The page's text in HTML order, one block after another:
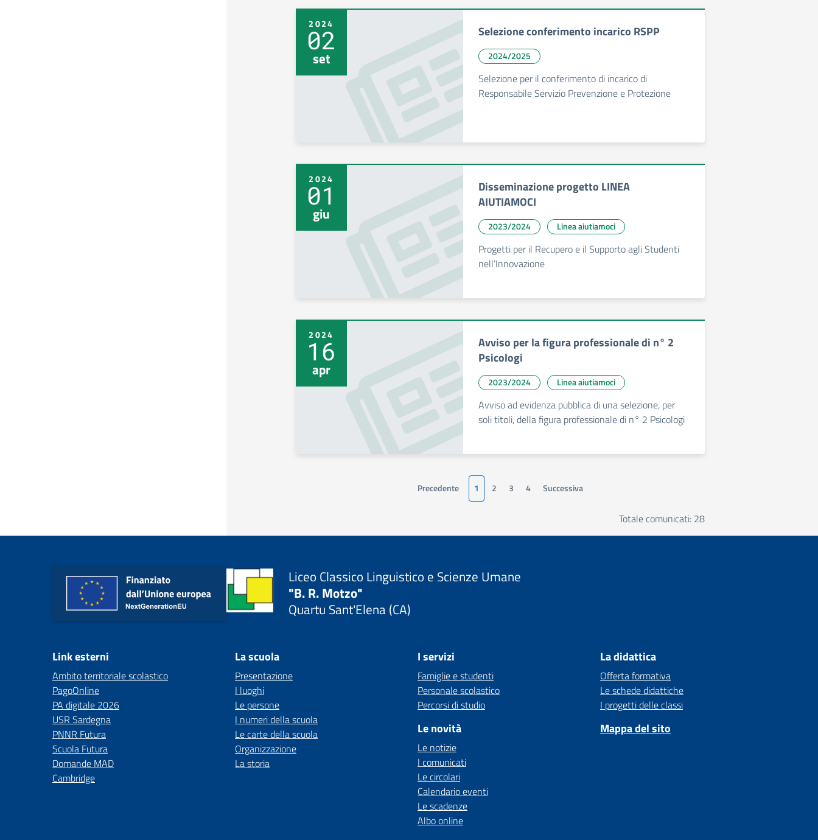
2024
02
set
Selezione conferimento incarico RSPP
2024/2025
Selezione per il conferimento di incarico di
Responsabile Servizio Prevenzione e Protezione
2024
01
giu
Disseminazione progetto LINEA
AIUTIAMOCI
2023/2024 Linea aiutiamoci
Progetti per il Recupero e il Supporto agli Studenti
nell’Innovazione
2024
16
apr
Avviso per la figura professionale di n° 2
Psicologi
2023/2024 Linea aiutiamoci
Avviso ad evidenza pubblica di una selezione, per
soli titoli, della figura professionale di n° 2 Psicologi
Precedente 1 2 3 4 Successiva
Totale comunicati: 28
Liceo Classico Linguistico e Scienze Umane
"B. R. Motzo"
Quartu Sant'Elena (CA)
Link esterni
Ambito territoriale scolastico
PagoOnline
PA digitale 2026
USR Sardegna
PNNR Futura
Scuola Futura
Domande MAD
Cambridge
La scuola
Presentazione
I luoghi
Le persone
I numeri della scuola
Le carte della scuola
Organizzazione
La storia
I servizi
Famiglie e studenti
Personale scolastico
Percorsi di studio
Le novità
Le notizie
I comunicati
Le circolari
Calendario eventi
Le scadenze
Albo online
La didattica
Offerta formativa
Le schede didattiche
I progetti delle classi
Mappa del sito